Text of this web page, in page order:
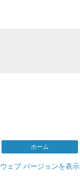
ホーム
ウェブ バージョンを表示